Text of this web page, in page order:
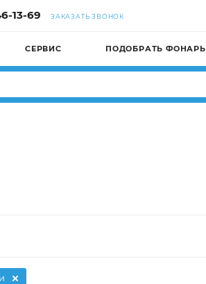
13-69 ЗАКАЗАТЬ ЗВОНОК
СЕРВИС ПОДОБРАТЬ ФОНАРЬ